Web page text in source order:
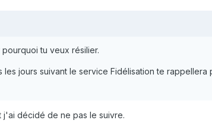
tu veux résilier.
jours suivant le service Fidélisation te
j'ai décidé de ne pas le suivre.